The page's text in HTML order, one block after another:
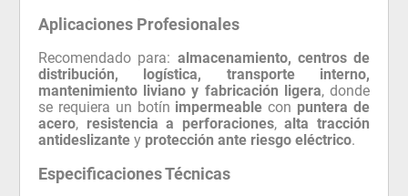
Aplicaciones Profesionales
Recomendado para: almacenamiento, centros de
distribución, logística, transporte interno,
mantenimiento liviano y fabricación ligera, donde
se requiera un botín impermeable con puntera de
acero, resistencia a perforaciones,alta tracción
antideslizante y protección ante riesgo eléctrico.
Especificaciones Técnicas